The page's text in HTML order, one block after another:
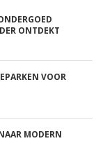
ONTDEKT
VOOR
MODERN